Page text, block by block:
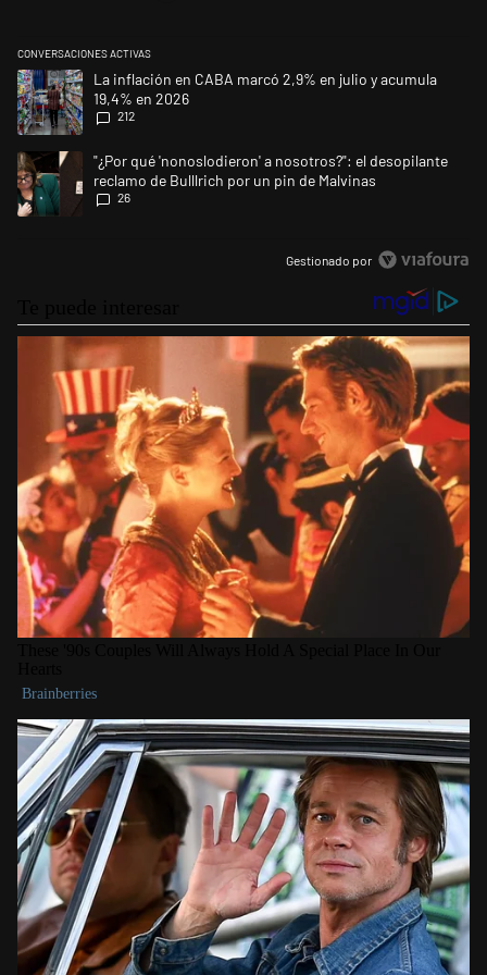
CONVERSACIONES ACTIVAS
Este listado muestra los artículos con más comentarios en los últimos
Un artículo de tendencia con el título "La inflación en CABA marcó
La inflación en CABA marcó 2,9% en julio y acumula
19,4% en 2026
212
Un artículo de tendencia con el título ""¿Por qué 'nonoslodieron' a
"¿Por qué 'nonoslodieron' a nosotros?": el desopilante
reclamo de Bulllrich por un pin de Malvinas
26
Gestionado por